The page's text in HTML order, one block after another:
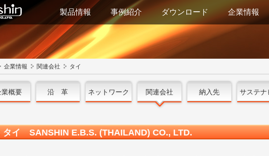
製品情報 事例紹介 ダウンロード 企業情報
企業情報 関連会社 タイ
業概要 沿 革 ネットワーク 関連会社 納入先 サステナ
タイ SANSHIN E.B.S. (THAILAND) CO., LTD.